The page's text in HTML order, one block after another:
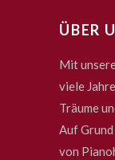
ÜBER
Mit
viele
Träume
Auf
von